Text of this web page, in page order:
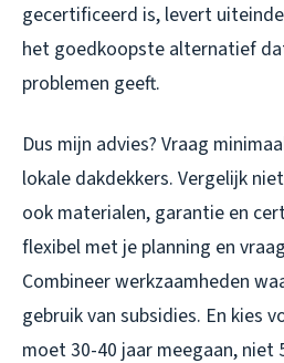
gecertificeerd is, levert
het goedkoopste alternatief
problemen geeft.
Dus mijn advies? Vraag
lokale dakdekkers. Vergelijk
ook materialen, garantie en
flexibel met je planning en
Combineer werkzaamheden
gebruik van subsidies. En kies
moet 30-40 jaar meegaan, niet